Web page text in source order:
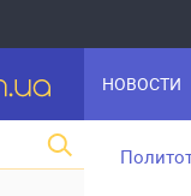
НОВОСТИ